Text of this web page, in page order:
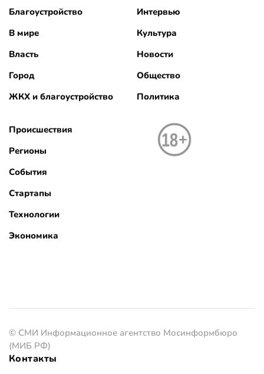
Благоустройство
В мире
Власть
Город
ЖКХ и благоустройство
Интервью
Культура
Новости
Общество
Политика
Происшествия
Регионы
События
Стартапы
Технологии
Экономика
© СМИ Информационное агентство Мосинформбюро
(МИБ РФ)
Контакты